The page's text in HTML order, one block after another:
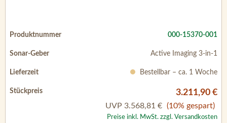
000-15370-001
Active Imaging 3-in-1
Bestellbar – ca. 1 Woche
3.211,90 €
UVP 3.568,81 € (10% gespart)
Preise inkl. MwSt. zzgl. Versandkosten